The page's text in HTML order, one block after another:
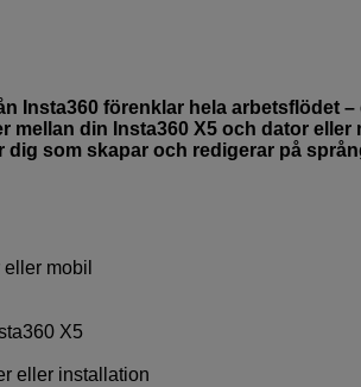
Insta360 förenklar hela arbetsflödet
mellan din Insta360 X5 och dator
dig som skapar och redigerar på
mobil
X5
eller installation